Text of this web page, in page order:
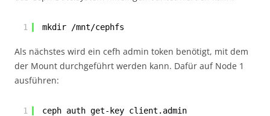
1 mkdir /mnt/cephfs
Als nächstes wird ein cefh admin token benötigt, mit dem
der Mount durchgeführt werden kann. Dafür auf Node 1
ausführen:
1 ceph auth get-key client.admin